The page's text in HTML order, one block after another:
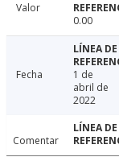
Valor
0.00
Fecha
1 de
abril de
2022
Comentar